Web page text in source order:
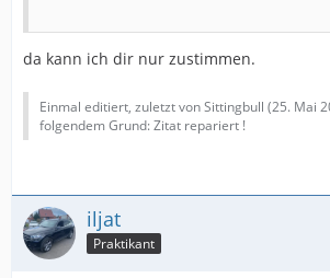
da kann ich dir nur zustimmen.
Einmal editiert, zuletzt von Sittingbull (25. Mai
folgendem Grund: Zitat repariert !
iljat
Praktikant